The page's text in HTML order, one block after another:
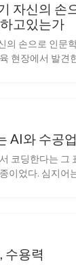
자신의 손
고있는가
의 손으로 인문
현장에서 발견
를 다시 한번 ...
AI와 수공
코딩한다는 그
이었다. 심지어
사이에서...
수용력